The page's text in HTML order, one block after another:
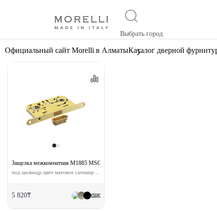
Выбрать город
Официальный сайт Morelli в АлматыКаталог дверной
еще
Защелка межкомнатная M1885 MSG с ответной планкой
5 820₸